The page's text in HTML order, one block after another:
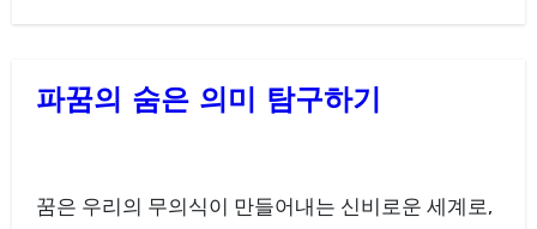
파꿈의 숨은 의미 탐구하기
꿈은 우리의 무의식이 만들어내는 신비로운 세계로,